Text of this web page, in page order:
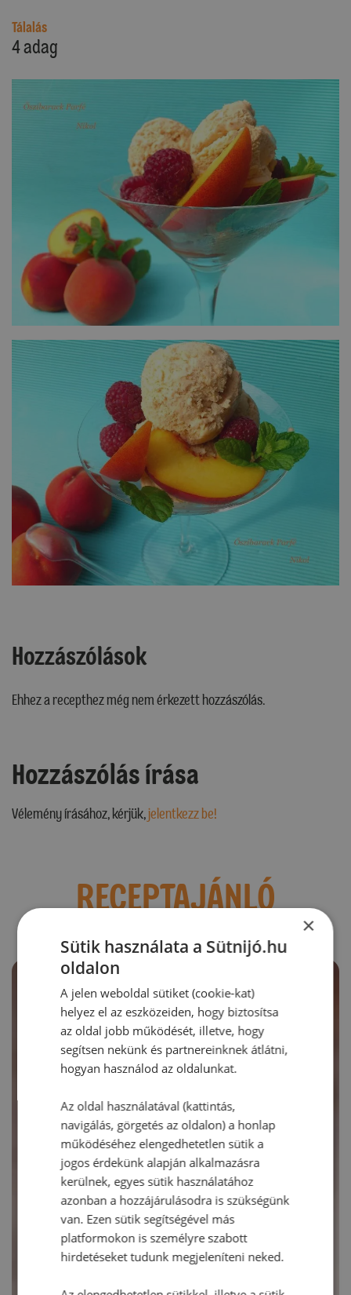
Tálalás
4 adag
Hozzászólások
Ehhez a recepthez még nem érkezett hozzászólás.
Hozzászólás írása
Vélemény írásához, kérjük,jelentkezz be!
RECEPTAJÁNLÓ
×
Sütik használata a Sütnijó.hu
oldalon
A jelen weboldal sütiket (cookie-kat)
helyez el az eszközeiden, hogy biztosítsa
az oldal jobb működését, illetve, hogy
segítsen nekünk és partnereinknek átlátni,
hogyan használod az oldalunkat.
Az oldal használatával (kattintás,
navigálás, görgetés az oldalon) a honlap
működéséhez elengedhetetlen sütik a
jogos érdekünk alapján alkalmazásra
kerülnek, egyes sütik használatához
azonban a hozzájárulásodra is szükségünk
van. Ezen sütik segítségével más
platformokon is személyre szabott
hirdetéseket tudunk megjeleníteni neked.